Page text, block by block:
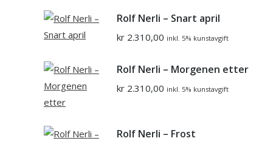
Rolf Nerli – Snart april
kr 2.310,00 inkl. 5% kunstavgift
Rolf Nerli – Morgenen etter
kr 2.310,00 inkl. 5% kunstavgift
Rolf Nerli – Frost